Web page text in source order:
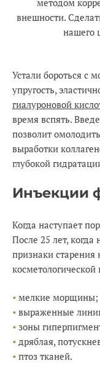
методом
внешности.
нашего
Устали бороться с
упругость,
гиалуроновой
время вспять.
позволит
выработки
глубокой
Инъекции
Когда наступает
После 25 лет,
признаки
мелкие морщины;
выраженные
зоны
дряблая,
птоз тканей.